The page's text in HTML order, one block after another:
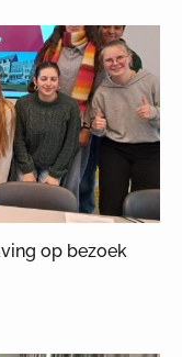
op bezoek